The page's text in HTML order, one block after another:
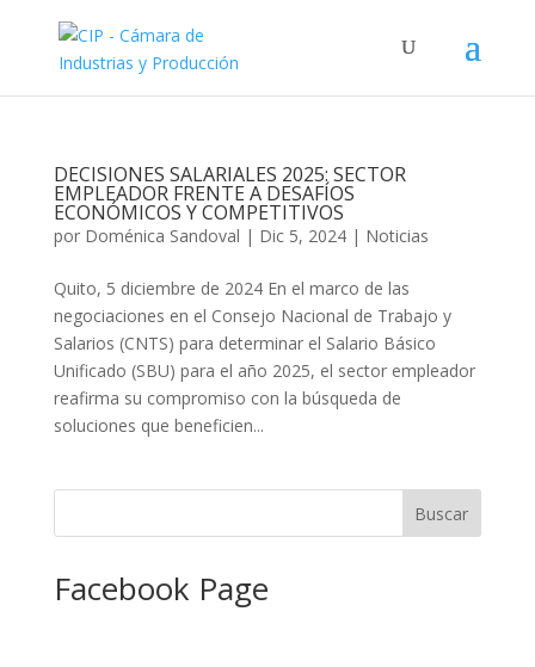
DECISIONES SALARIALES 2025: SECTOR
EMPLEADOR FRENTE A DESAFÍOS
ECONÓMICOS Y COMPETITIVOS
por Doménica Sandoval | Dic 5, 2024| Noticias
Quito, 5 diciembre de 2024 En el marco de las
negociaciones en el Consejo Nacional de Trabajo y
Salarios (CNTS) para determinar el Salario Básico
Unificado (SBU) para el año 2025, el sector empleador
reafirma su compromiso con la búsqueda de
soluciones que beneficien...
Facebook Page